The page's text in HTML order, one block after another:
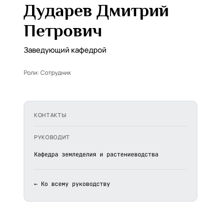
Дударев Дмитрий
Петрович
Заведующий кафедрой
Роли:Сотрудник
КОНТАКТЫ
РУКОВОДИТ
Кафедра земледелия и растениеводства
← Ко всему руководству